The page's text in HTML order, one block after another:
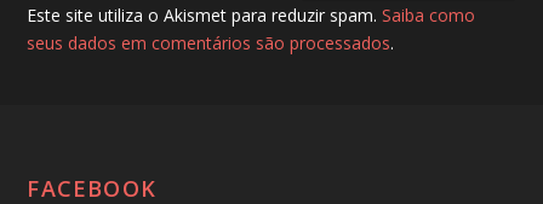
Este site utiliza o Akismet para reduzir spam.Saiba como
seus dados em comentários são processados.
FACEBOOK